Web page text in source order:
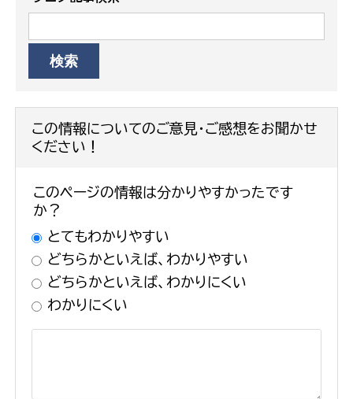
この情報についてのご意見・ご感想をお聞かせ
ください！
このページの情報は分かりやすかったです
か？
とてもわかりやすい
どちらかといえば、わかりやすい
どちらかといえば、わかりにくい
わかりにくい